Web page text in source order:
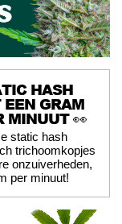
HASH
GRAM
MINUUT 👀
static hash
trichoomkopjes
onzuiverheden,
per minuut!